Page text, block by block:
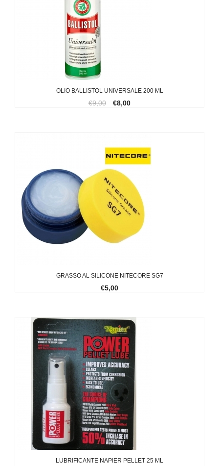
OLIO BALLISTOL UNIVERSALE 200 ML
€9,00 €8,00
GRASSO AL SILICONE NITECORE SG7
€5,00
LUBRIFICANTE NAPIER PELLET 25 ML